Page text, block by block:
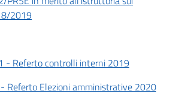
2019
- Referto controlli interni 2019
Referto Elezioni amministrative 2020